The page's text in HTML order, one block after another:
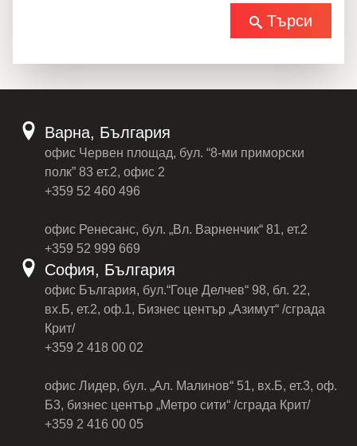
Търси
Варна, България
офис Червен площад, бул. “8-ми приморски
полк” 83 ет.2, офис 2
+359 52 460 496
офис Ренесанс, бул. „Вл. Варненчик“ 81, ет.2
+359 52 999 669
София, България
офис България, бул.“Гоце Делчев“ 98, бл. 22,
вх.Б, ет.2, оф.1, Бизнес център „Азимут“ /сграда
Крит/
+359 2 418 00 02
офис Лидер, бул. „Ал. Малинов“ 51, вх.Б, ет.3, оф.
Б3, бизнес център „Метро сити“ /сграда Крит/
+359 2 416 00 05